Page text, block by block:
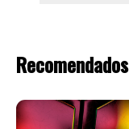
Recomendados